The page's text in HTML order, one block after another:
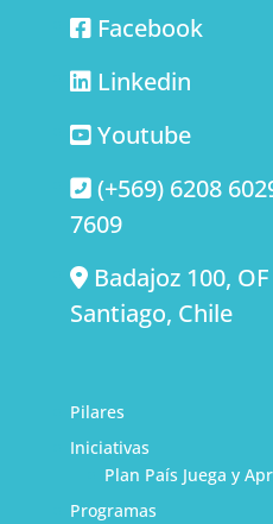
Facebook
Linkedin
Youtube
(+569) 6208
7609
Badajoz 100,
Santiago, Chile
Pilares
Iniciativas
Plan País Juega y
Programas